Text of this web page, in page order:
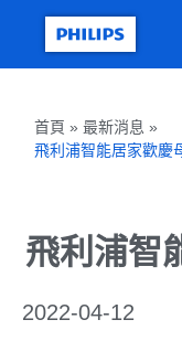
首頁 » 最新消息 »
飛利浦智能居家歡慶
飛利浦智
2022-04-12